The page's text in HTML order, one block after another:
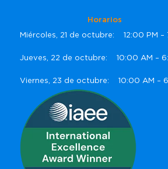
Horarios
Miércoles, 21 de octubre: 12:00 PM –
Jueves, 22 de octubre: 10:00 AM –
Viernes, 23 de octubre: 10:00 AM –